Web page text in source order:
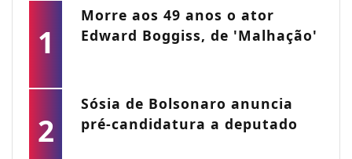
1
Morre aos 49 anos o ator
Edward Boggiss, de 'Malhação'
2
Sósia de Bolsonaro anuncia
pré-candidatura a deputado